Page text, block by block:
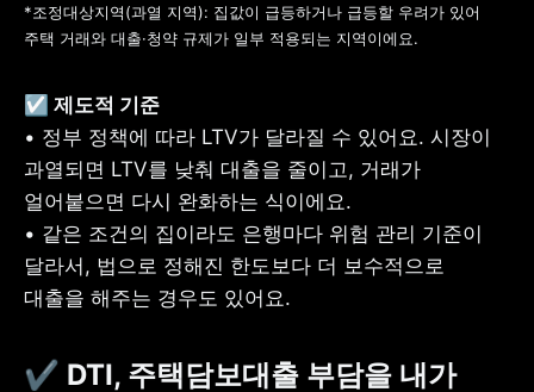
*조정대상지역(과열 지역): 집값이 급등하거나 급등할 우려가 있어
주택 거래와 대출·청약 규제가 일부 적용되는 지역이에요.
• 정부 정책에 따라 LTV가 달라질 수 있어요. 시장이
과열되면 LTV를 낮춰 대출을 줄이고, 거래가
얼어붙으면 다시 완화하는 식이에요.
• 같은 조건의 집이라도 은행마다 위험 관리 기준이
달라서, 법으로 정해진 한도보다 더 보수적으로
대출을 해주는 경우도 있어요.
✔️ DTI, 주택담보대출 부담을 내가